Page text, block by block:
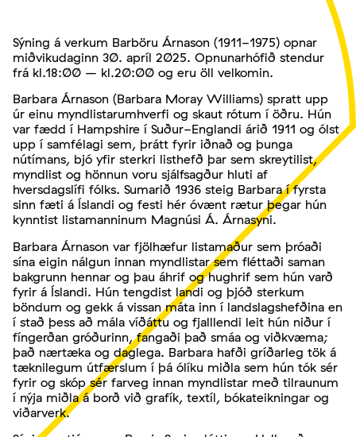
Sýning á verkum Barböru Árnason (1911-1975) opnar
miðvikudaginn 30. apríl 2025. Opnunarhófið stendur
frá kl.18:00 – kl.20:00 og eru öll velkomin.
Barbara Árnason (Barbara Moray Williams) spratt upp
úr einu myndlistarumhverfi og skaut rótum í öðru. Hún
var fædd í Hampshire í Suður-Englandi árið 1911 og ólst
upp í samfélagi sem, þrátt fyrir iðnað og þunga
nútímans, bjó yfir sterkri listhefð þar sem skreytilist,
myndlist og hönnun voru sjálfsagður hluti af
hversdagslífi fólks. Sumarið 1936 steig Barbara í fyrsta
sinn fæti á Íslandi og festi hér óvænt rætur þegar hún
kynntist listamanninum Magnúsi Á. Árnasyni.
Barbara Árnason var fjölhæfur listamaður sem þróaði
sína eigin nálgun innan myndlistar sem fléttaði saman
bakgrunn hennar og þau áhrif og hughrif sem hún varð
fyrir á Íslandi. Hún tengdist landi og þjóð sterkum
böndum og gekk á vissan máta inn í landslagshefðina en
í stað þess að mála víðáttu og fjalllendi leit hún niður í
fíngerðan gróðurinn, fangaði það smáa og viðkvæma;
það nærtæka og daglega. Barbara hafði gríðarleg tök á
tæknilegum útfærslum í þá ólíku miðla sem hún tók sér
fyrir og skóp sér farveg innan myndlistar með tilraunum
í nýja miðla á borð við grafík, textíl, bókateikningar og
viðarverk.